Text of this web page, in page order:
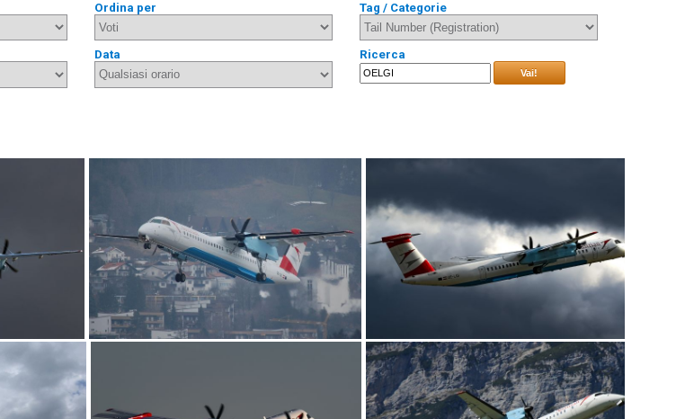
Ordina per Tag / Categorie
Data Ricerca
Vai!